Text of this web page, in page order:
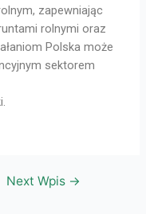
zapewniając
rolnymi oraz
Polska może
sektorem
Next Wpis →